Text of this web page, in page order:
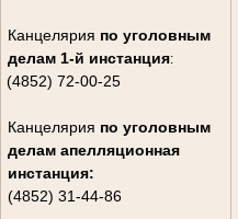
Канцелярия по уголовным
делам 1-й инстанция:
(4852) 72-00-25
Канцелярия по уголовным
делам апелляционная
инстанция:
(4852) 31-44-86